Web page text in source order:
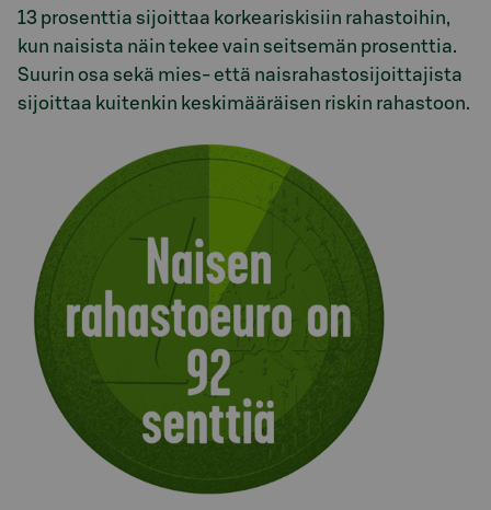
13 prosenttia sijoittaa korkeariskisiin rahastoihin,
kun naisista näin tekee vain seitsemän prosenttia.
Suurin osa sekä mies- että naisrahastosijoittajista
sijoittaa kuitenkin keskimääräisen riskin rahastoon.